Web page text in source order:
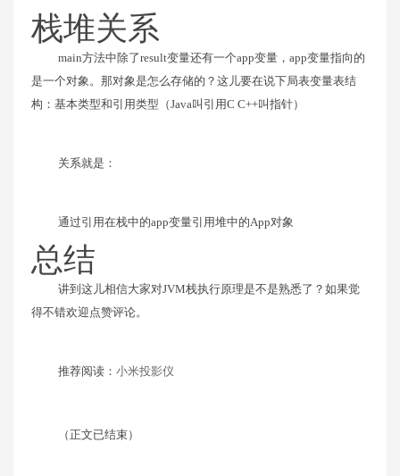
栈堆关系
main方法中除了result变量还有一个app变量，app变量指向的
是一个对象。那对象是怎么存储的？这儿要在说下局表变量表结
构：基本类型和引用类型（Java叫引用C C++叫指针）
关系就是：
通过引用在栈中的app变量引用堆中的App对象
总结
讲到这儿相信大家对JVM栈执行原理是不是熟悉了？如果觉
得不错欢迎点赞评论。
推荐阅读： 小米投影仪
（正文已结束）